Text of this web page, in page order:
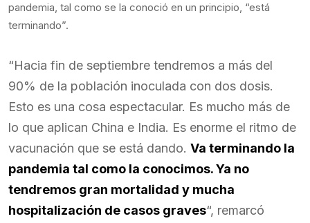
pandemia, tal como se la conoció en un principio, “está
terminando”.
“Hacia fin de septiembre tendremos a más del
90% de la población inoculada con dos dosis.
Esto es una cosa espectacular. Es mucho más de
lo que aplican China e India. Es enorme el ritmo de
vacunación que se está dando. Va terminando la
pandemia tal como la conocimos. Ya no
tendremos gran mortalidad y mucha
hospitalización de casos graves“, remarcó